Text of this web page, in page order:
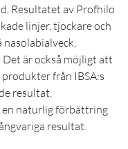
Resultatet av Profhilo
linjer, tjockare och
är också möjligt att
från IBSA:s
resultat.
en naturlig förbättring
resultat.